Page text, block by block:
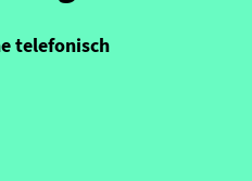
telefonisch